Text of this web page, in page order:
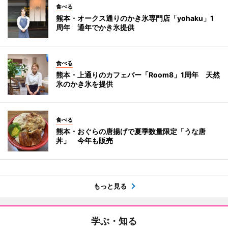
食べる
熊本・オークス通りのかき氷専門店「yohaku」1
周年 通年でかき氷提供
食べる
熊本・上通りのカフェバー「Room8」1周年 天然
氷のかき氷を提供
食べる
熊本・おぐらの唐揚げで夏季数量限定「うな唐
丼」 今年も販売
もっと見る
学ぶ・知る